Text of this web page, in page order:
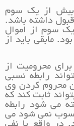
بیش از یک سوم
داشته باشد.
سوم از اموال
مابقی باید از
محرومیت از
رابطه نسبی
محروم کردن وی
ثابت کند که
می شود رابطه
نمی شود می